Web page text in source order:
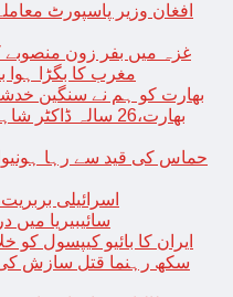
افغان وزیر پاسپورٹ
غزہ میں بفر زون منصوبے
مغرب کا بگڑا
بھارت کو ہم نے سنگین
بھارت،26 سالہ
حماس کی قید سے رہا
اسرائیلی
سائیبیریا میں
ایران کا بائیو کیپسول کو
سکھ رہنما قتل سازش کی